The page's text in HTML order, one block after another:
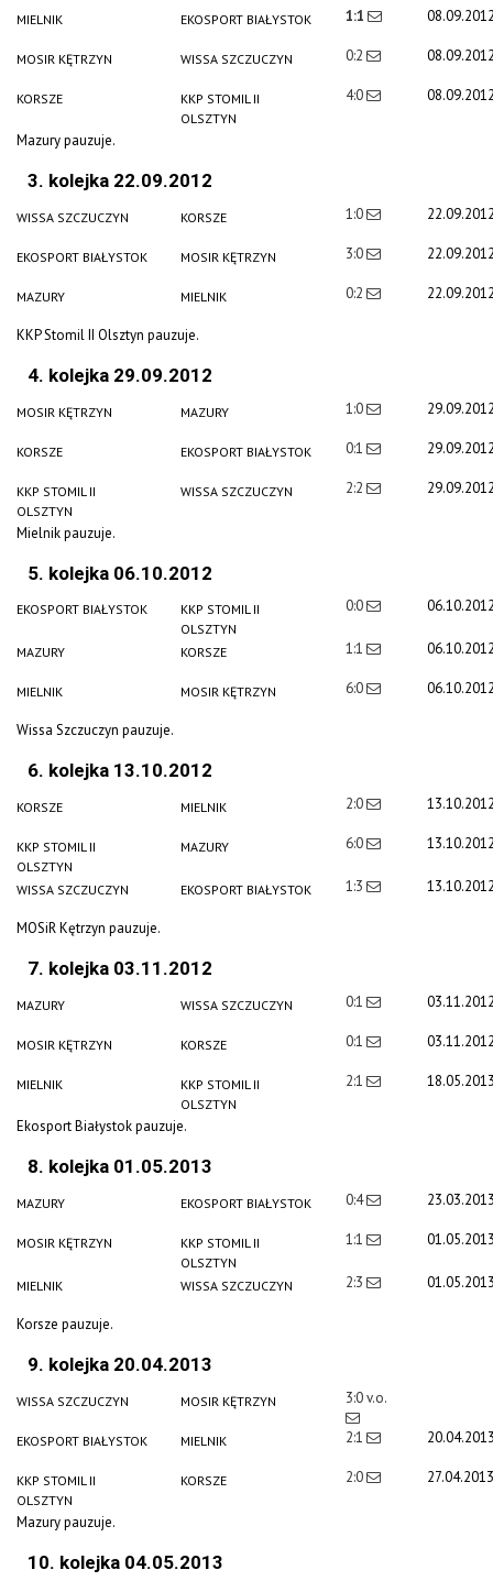
MIELNIK EKOSPORT BIAŁYSTOK 1:1
MOSIR KĘTRZYN WISSA SZCZUCZYN 0:2
KORSZE
KKP STOMIL II
OLSZTYN
4:0
Mazury pauzuje.
3. kolejka 22.09.2012
WISSA SZCZUCZYN KORSZE 1:0
EKOSPORT BIAŁYSTOK MOSIR KĘTRZYN 3:0
MAZURY MIELNIK 0:2
KKP Stomil II Olsztyn pauzuje.
4. kolejka 29.09.2012
MOSIR KĘTRZYN MAZURY 1:0
KORSZE EKOSPORT BIAŁYSTOK 0:1
KKP STOMIL II
OLSZTYN
WISSA SZCZUCZYN 2:2
Mielnik pauzuje.
5. kolejka 06.10.2012
EKOSPORT BIAŁYSTOK
KKP STOMIL II
OLSZTYN
0:0
MAZURY KORSZE 1:1
MIELNIK MOSIR KĘTRZYN 6:0
Wissa Szczuczyn pauzuje.
6. kolejka 13.10.2012
KORSZE MIELNIK 2:0
KKP STOMIL II
OLSZTYN
MAZURY 6:0
WISSA SZCZUCZYN EKOSPORT BIAŁYSTOK 1:3
MOSiR Kętrzyn pauzuje.
7. kolejka 03.11.2012
MAZURY WISSA SZCZUCZYN 0:1
MOSIR KĘTRZYN KORSZE 0:1
MIELNIK
KKP STOMIL II
OLSZTYN
2:1
Ekosport Białystok pauzuje.
8. kolejka 01.05.2013
MAZURY EKOSPORT BIAŁYSTOK 0:4
MOSIR KĘTRZYN
KKP STOMIL II
OLSZTYN
1:1
MIELNIK WISSA SZCZUCZYN 2:3
Korsze pauzuje.
9. kolejka 20.04.2013
WISSA SZCZUCZYN MOSIR KĘTRZYN 3:0 v.o.
EKOSPORT BIAŁYSTOK MIELNIK 2:1
KKP STOMIL II
OLSZTYN
KORSZE 2:0
Mazury pauzuje.
10. kolejka 04.05.2013